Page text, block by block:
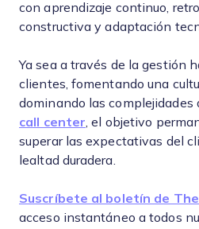
con aprendizaje continuo,
constructiva y adaptación
Ya sea a través de la gestión
clientes, fomentando una
dominando las complejidades
call center , el objetivo
superar las expectativas del
lealtad duradera.
Suscríbete al boletín de The
acceso instantáneo a todos